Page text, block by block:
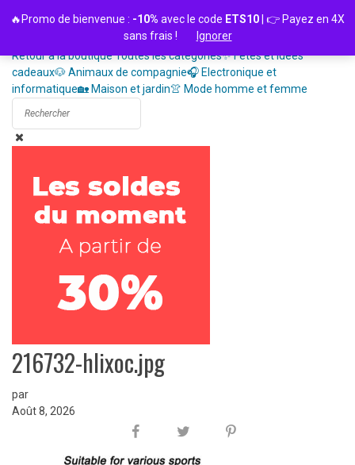
Retour à la boutiqueToutes les catégories✨ Fêtes et idées
cadeaux🐶 Animaux de compagnie🎧 Electronique et
informatique🏡 Maison et jardin👚 Mode homme et femme
216732-hlixoc.jpg
par
Août 8, 2026
🔥Promo de bienvenue : -10% avec le code ETS10 | 👉 Payez en 4X
sans frais !
Ignorer